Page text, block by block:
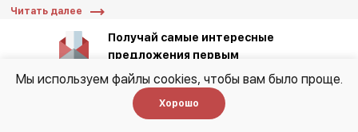
Если Вас все устраивает, то произведение
сразу становится Вашим после оплаты.
Если Вам нужно время на обдумывание покупки
- мы можем оставить выбранные Вами
произведения сроком до 7 дней у Вас дома -
для этого необходимо будет внести залог
картину, что на ней должно быть изображено, и наша поисковая
система предложит максимально релевантные варианты.
Если вы предпочитаете современные направления живописи, то, указав
картины для интерьера. Каждый найдет в RakovGallery живопись по
Дизайнерские, стильные и необычные картины помогут подчеркнуть
Читать далее
Получай самые интересные
предложения первым
Мы используем файлы cookies, чтобы вам было проще.
Хорошо